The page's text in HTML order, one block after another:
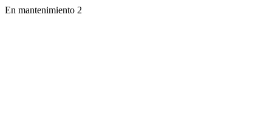
En mantenimiento 2